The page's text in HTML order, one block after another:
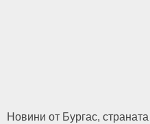
Новини от Бургас, страната